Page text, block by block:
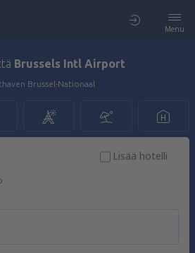
Menu
Brussels Intl Airport
Brussel-Nationaal
Lisää hotelli